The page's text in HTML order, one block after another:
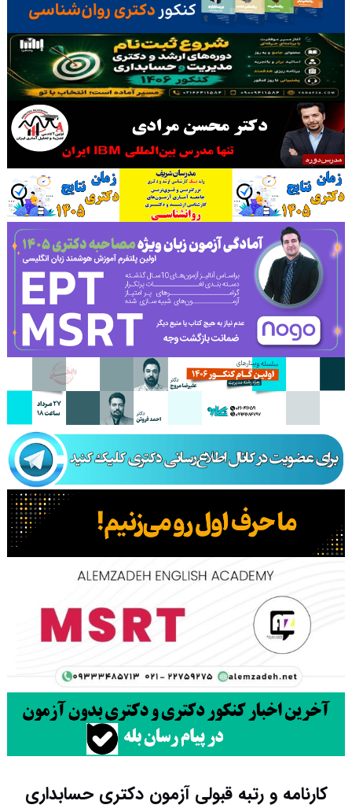
کارنامه و رتبه قبولی آزمون دکتری حسابداری